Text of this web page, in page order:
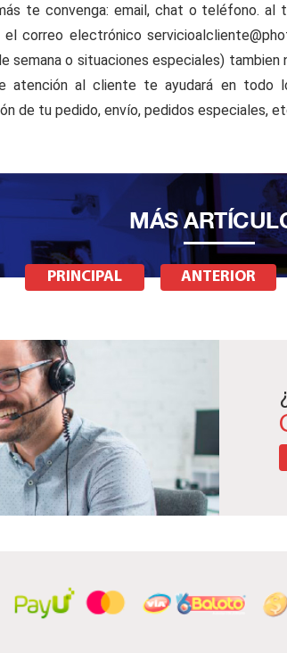
te convenga: email, chat o teléfono. al
el correo electrónico
o situaciones especiales) tambien
atención al cliente te ayudará en todo
de tu pedido, envío, pedidos especiales,
MÁS
PRINCIPAL ANTERIOR